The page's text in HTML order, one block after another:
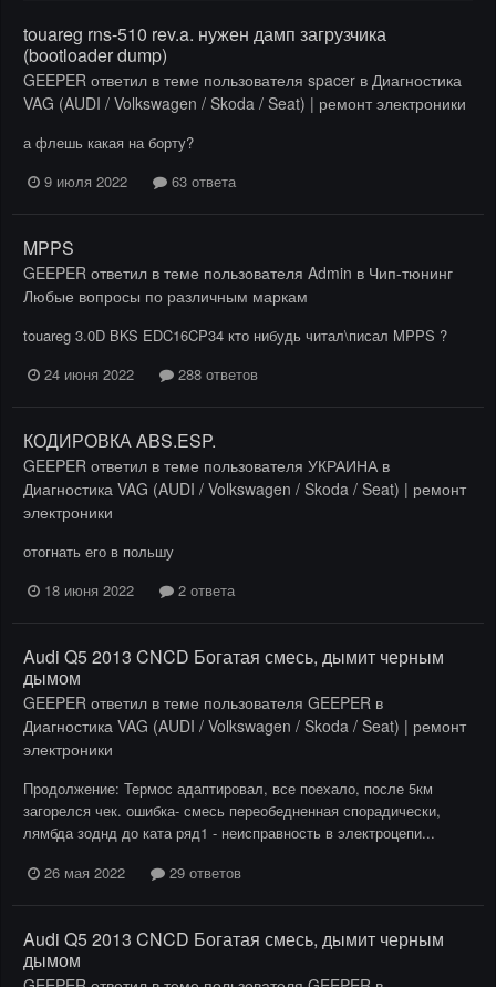
touareg rns-510 rev.a. нужен дамп загрузчика
(bootloader dump)
GEEPER ответил в теме пользователя spacer в Диагностика
VAG (AUDI / Volkswagen / Skoda / Seat) | ремонт электроники
а флешь какая на борту?
9 июля 2022
63 ответа
MPPS
GEEPER ответил в теме пользователя Admin в Чип-тюнинг
Любые вопросы по различным маркам
touareg 3.0D BKS EDC16CP34 кто нибудь читал\писал MPPS ?
24 июня 2022
288 ответов
КОДИРОВКА ABS.ESP.
GEEPER ответил в теме пользователя УКРАИНА в
Диагностика VAG (AUDI / Volkswagen / Skoda / Seat) | ремонт
электроники
отогнать его в польшу
18 июня 2022
2 ответа
Audi Q5 2013 CNCD Богатая смесь, дымит черным
дымом
GEEPER ответил в теме пользователя GEEPER в
Диагностика VAG (AUDI / Volkswagen / Skoda / Seat) | ремонт
электроники
Продолжение: Термос адаптировал, все поехало, после 5км
загорелся чек. ошибка- смесь переобедненная спорадически,
лямбда зоднд до ката ряд1 - неисправность в электроцепи...
26 мая 2022
29 ответов
Audi Q5 2013 CNCD Богатая смесь, дымит черным
дымом